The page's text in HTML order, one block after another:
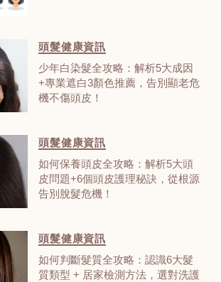
重拾濃密秀髮帶來的自信！章最後還有獨
頭髮健康資訊
少年白染髮全攻略：解析5大成因
+專業遮白3顏色推薦，告別顯老危
機不傷頭皮！
頭髮健康資訊
如何保養頭皮全攻略：解析5大頭
皮問題+6個頭皮護理秘訣，從根源
告別脫髮危機！
頭髮健康資訊
如何判斷髮質全攻略：認識6大髮
質類型 + 居家檢測方法，選對洗護